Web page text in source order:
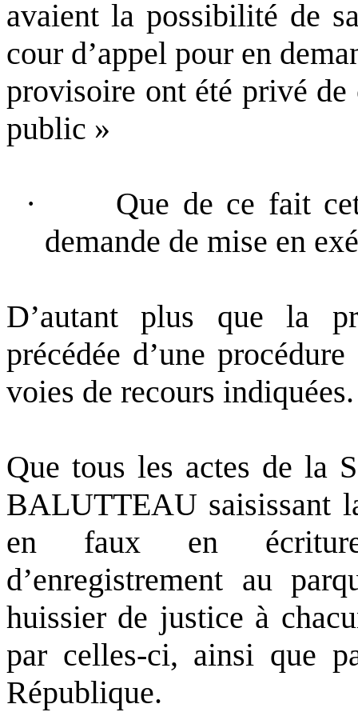
avaient la possibilité de
cour d’appel pour en
provisoire ont été privé
public »
·
Que de ce fait
demande de mise en
D’autant plus que la
précédée d’une
voies de recours
Que tous les actes de la
BALUTTEAU saisissant
en faux en
d’enregistrement au
huissier de justice à
par celles-ci, ainsi que
République.